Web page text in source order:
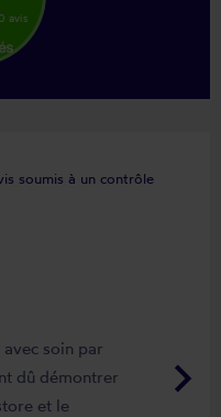
avis
soumis à un contrôle
keyboard_arrow_right
soin par
dû démontrer
et le